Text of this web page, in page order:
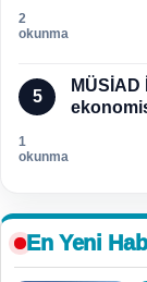
2
okunma
5
MÜSİAD
1
okunma
En Yeni